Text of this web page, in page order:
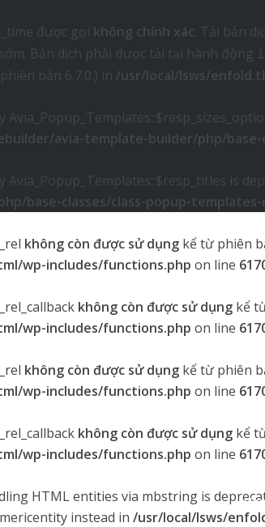
được gọi không chính xác. Tải bản
Bản dịch phải được tải tại hành động
bản 6.7.0.) in /usr/local/lsws/
avia-template-builder/php/base-
is
base-classes/class-popup-templates-
không còn được sử dụng kể từ phiên
wp-includes/functions.php on line
không còn được sử dụng kể
wp-includes/functions.php on line
không còn được sử dụng kể từ phiên
wp-includes/functions.php on line
không còn được sử dụng kể
wp-includes/functions.php on line
HTML entities via mbstring is
instead in /usr/local/lsws/